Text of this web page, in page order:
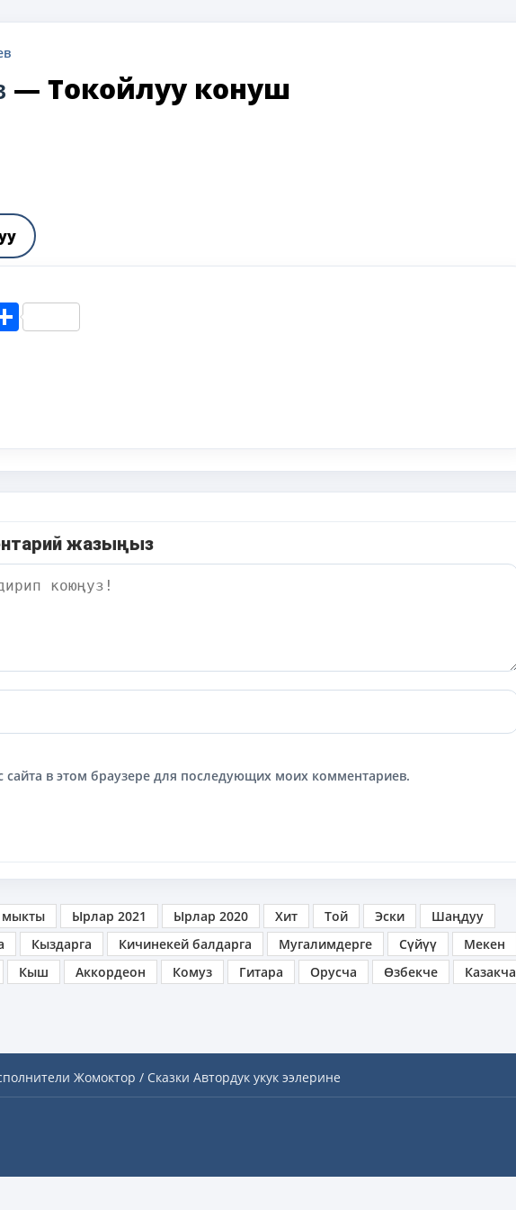
— Токойлуу конуш
Share
жазыңыз
в этом браузере для последующих моих комментариев.
Ырлар 2021 Ырлар 2020 Хит Той Эски
Шаңдуу
Кыздарга Кичинекей балдарга Мугалимдерге Сүйүү
Мекен
Кыш Аккордеон Комуз Гитара Орусча Өзбекче
Казакча
Жомоктор / Сказки Автордук укук ээлерине